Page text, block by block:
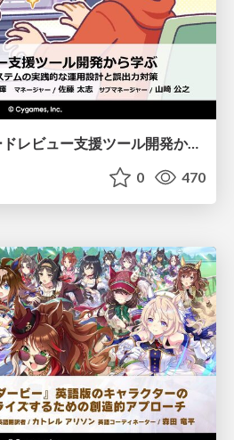
【CEDEC2026】コードレビュー支援ツール開発から学ぶ：LLMを用いた業務システムの実践的な運用設計と誤出力対策
0 470